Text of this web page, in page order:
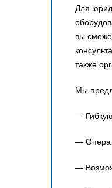
Для
вы
также
Мы
—
—
—